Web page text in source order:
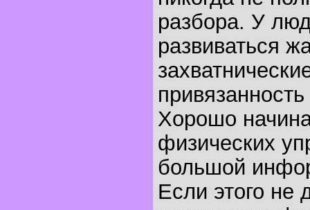
разбора. У
развиваться
Хорошо
физических
большой
Если этого не